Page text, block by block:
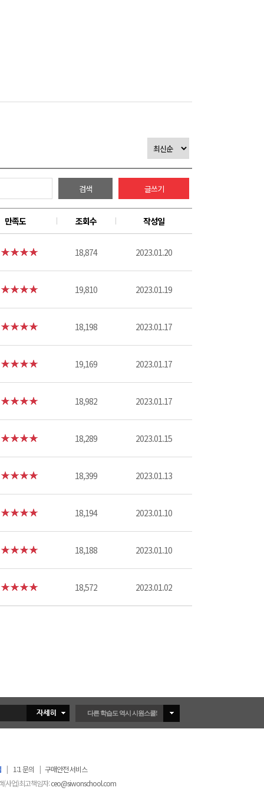
검색 글쓰기
만족도 조회수 작성일
18,874 2023.01.20
19,810 2023.01.19
18,198 2023.01.17
19,169 2023.01.17
18,982 2023.01.17
18,289 2023.01.15
18,399 2023.01.13
18,194 2023.01.10
18,188 2023.01.10
18,572 2023.01.02
다른 학습도 역시 시원스쿨!
| 1:1 문의 | 구매안전 서비스
(사업)최고책임자:ceo@siwonschool.com